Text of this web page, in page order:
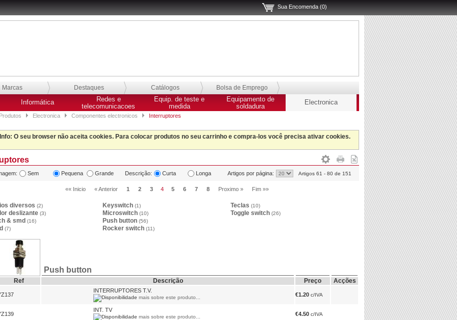
Sua Encomenda (0)
Marcas Destaques Catálogos Bolsa de Emprego
Informática
Redes e
telecomunicacoes
Equip. de teste e
medida
Equipamento de
soldadura
Electronica
Electronica Componentes electronicos Interruptores
Info: O seu browser não aceita cookies. Para colocar produtos no seu carrinho e compra-los você precisa ativar cookies.
Sem Pequena Grande Descrição: Curta Longa Artigos por página: Artigos 61 - 80 de 151
«« Inicio « Anterior 1 2 3 4 5 6 7 8 Proximo » Fim »»
diversos (2)
deslizante (3)
& smd (16)
(7)
Keyswitch (1)
Microswitch (10)
Push button (56)
Rocker switch (11)
Teclas (10)
Toggle switch (26)
Push button
Ref Descrição Preço Acções
INTERRUPTORES T.V.
mais sobre este produto... €1.20 c/IVA
INT. TV
mais sobre este produto... €4.50 c/IVA